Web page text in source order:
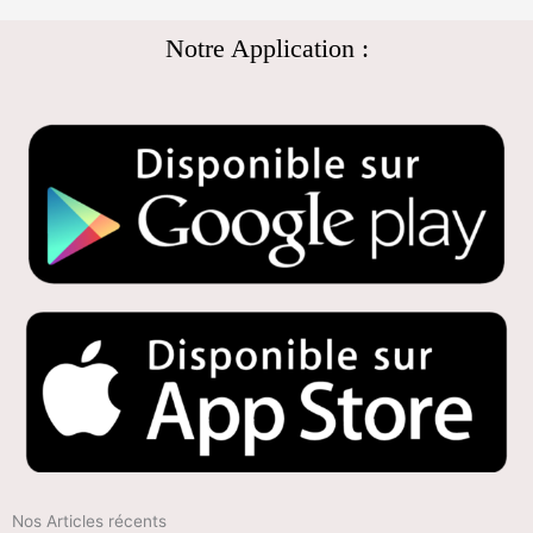
Notre Application :
Nos Articles récents